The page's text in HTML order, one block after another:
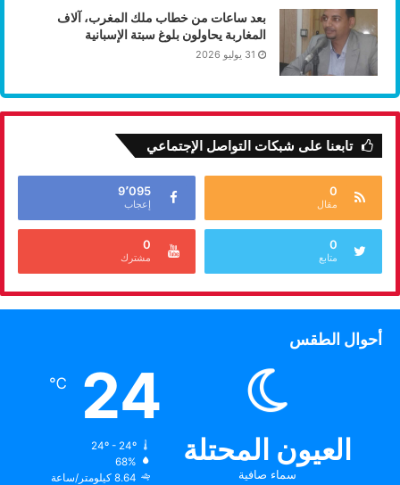
بعد ساعات من خطاب ملك المغرب، آلاف
المغاربة يحاولون بلوغ سبتة الإسبانية
31 يوليو 2026
تابعنا على شبكات التواصل الإجتماعي
0
مقال
9٬095
إعجاب
0
متابع
0
مشترك
أحوال الطقس
العيون المحتلة
سماء صافية
24
℃
24º - 24º
68%
8.64 كيلومتر/ساعة